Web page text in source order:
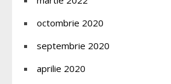
octombrie 2020
septembrie 2020
aprilie 2020